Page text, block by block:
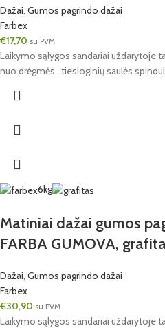
Dažai, Gumos pagrindo dažai
Farbex
€17,70 su PVM
Laikymo sąlygos sandariai uždarytoje
nuo drėgmės , tiesioginių saulės
6kg
Matiniai dažai gumos
FARBA GUMOVA,
Dažai, Gumos pagrindo dažai
Farbex
€30,90 su PVM
Laikymo sąlygos sandariai uždarytoje